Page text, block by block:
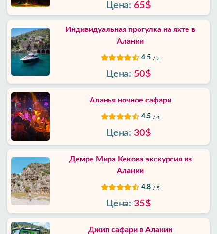
Цена: 65$
Индивидуальная прогулка на яхте в
Алании
4.5 / 2
Цена: 50$
Аланья ночное сафари
4.5 / 4
Цена: 30$
Демре Мира Кекова экскурсия из
Алании
4.8 / 5
Цена: 35$
Джип сафари в Алании